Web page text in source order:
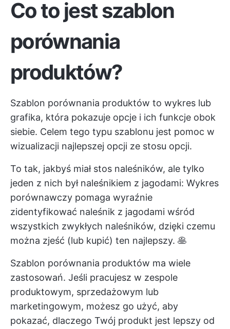
Co to jest szablon
porównania
produktów?
Szablon porównania produktów to wykres lub
grafika, która pokazuje opcje i ich funkcje obok
siebie. Celem tego typu szablonu jest pomoc w
wizualizacji najlepszej opcji ze stosu opcji.
To tak, jakbyś miał stos naleśników, ale tylko
jeden z nich był naleśnikiem z jagodami: Wykres
porównawczy pomaga wyraźnie
zidentyfikować naleśnik z jagodami wśród
wszystkich zwykłych naleśników, dzięki czemu
można zjeść (lub kupić) ten najlepszy. 🥞
Szablon porównania produktów ma wiele
zastosowań. Jeśli pracujesz w zespole
produktowym, sprzedażowym lub
marketingowym, możesz go użyć, aby
pokazać, dlaczego Twój produkt jest lepszy od